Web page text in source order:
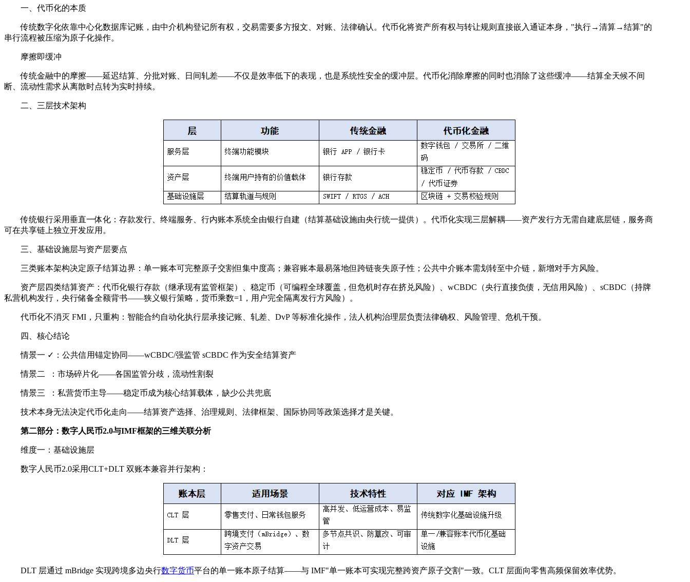
一、代币化的本质
传统数字化依靠中心化数据库记账，由中介机构登记所有权，交易需要多方报文、对账、法律确认。代币化将资产所有权与转让规则直接嵌入通证本身，"执行→清算→结算"的
串行流程被压缩为原子化操作。
摩擦即缓冲
传统金融中的摩擦——延迟结算、分批对账、日间轧差——不仅是效率低下的表现，也是系统性安全的缓冲层。代币化消除摩擦的同时也消除了这些缓冲——结算全天候不间
断、流动性需求从离散时点转为实时持续。
二、三层技术架构
传统银行采用垂直一体化：存款发行、终端服务、行内账本系统全由银行自建（结算基础设施由央行统一提供）。代币化实现三层解耦——资产发行方无需自建底层链，服务商
可在共享链上独立开发应用。
三、基础设施层与资产层要点
三类账本架构决定原子结算边界：单一账本可完整原子交割但集中度高；兼容账本最易落地但跨链丧失原子性；公共中介账本需划转至中介链，新增对手方风险。
资产层四类结算资产：代币化银行存款（继承现有监管框架）、稳定币（可编程全球覆盖，但危机时存在挤兑风险）、wCBDC（央行直接负债，无信用风险）、sCBDC（持牌
私营机构发行，央行储备全额背书——狭义银行策略，货币乘数=1，用户完全隔离发行方风险）。
代币化不消灭 FMI，只重构：智能合约自动化执行层承接记账、轧差、DvP 等标准化操作，法人机构治理层负责法律确权、风险管理、危机干预。
四、核心结论
情景一 ✓：公共信用锚定协同——wCBDC/强监管 sCBDC 作为安全结算资产
情景二 ：市场碎片化——各国监管分歧，流动性割裂
情景三 ：私营货币主导——稳定币成为核心结算载体，缺少公共兜底
技术本身无法决定代币化走向——结算资产选择、治理规则、法律框架、国际协同等政策选择才是关键。
第二部分：数字人民币2.0与IMF框架的三维关联分析
维度一：基础设施层
数字人民币2.0采用CLT+DLT 双账本兼容并行架构：
DLT 层通过 mBridge 实现跨境多边央行数字货币平台的单一账本原子结算——与 IMF"单一账本可实现完整跨资产原子交割"一致。CLT 层面向零售高频保留效率优势。